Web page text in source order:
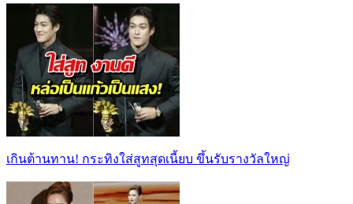
เกินต้านทาน! กระทิงใส่สูทสุดเนี้ยบ ขึ้นรับรางวัลใหญ่